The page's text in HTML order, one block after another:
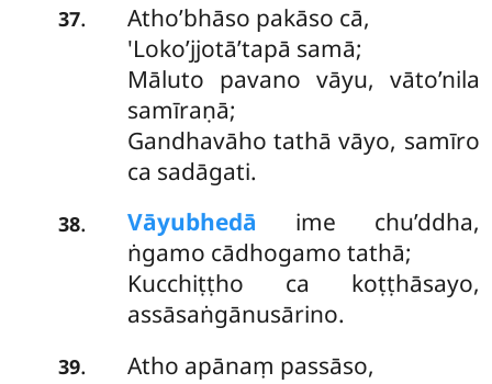
37.
Atho’bhāso pakāso cā,
'Loko’jjotā’tapā samā;
Māluto pavano vāyu, vāto’nila
samīraṇā;
Gandhavāho tathā vāyo, samīro
ca sadāgati.
38. Vāyubhedā ime chu’ddha,
ṅgamo cādhogamo tathā;
Kucchiṭṭho ca koṭṭhāsayo,
assāsaṅgānusārino.
39.
Atho apānaṃ passāso,